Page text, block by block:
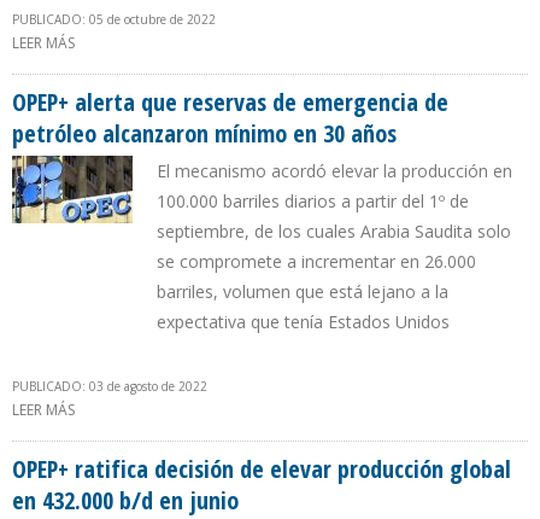
PUBLICADO: 05 de octubre de 2022
LEER MÁS
OPEP+ alerta que reservas de emergencia de
petróleo alcanzaron mínimo en 30 años
El mecanismo acordó elevar la producción en
100.000 barriles diarios a partir del 1º de
septiembre, de los cuales Arabia Saudita solo
se compromete a incrementar en 26.000
barriles, volumen que está lejano a la
expectativa que tenía Estados Unidos
PUBLICADO: 03 de agosto de 2022
LEER MÁS
OPEP+ ratifica decisión de elevar producción global
en 432.000 b/d en junio